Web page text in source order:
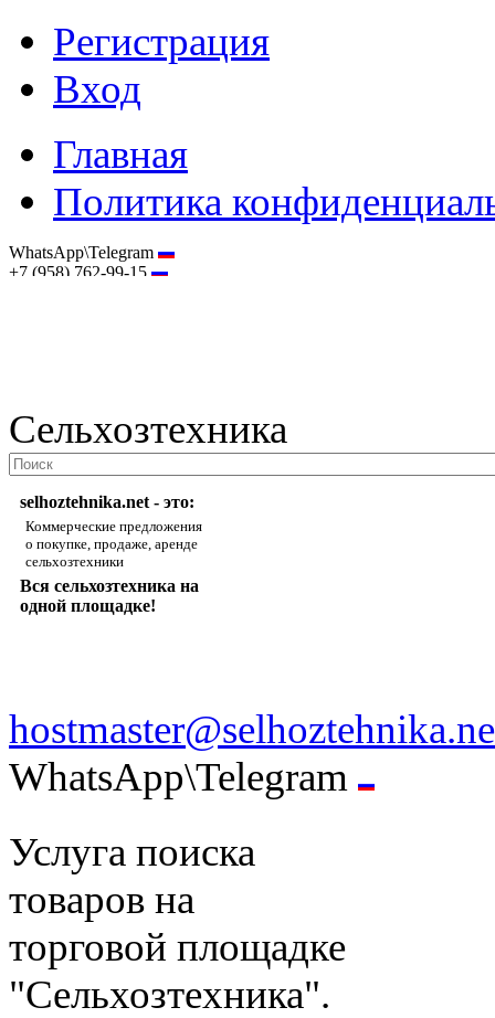
Регистрация
Вход
Главная
Политика
WhatsApp\Telegram
+7 (958) 762-99-15
Сельхозтехника
selhoztehnika.net - это:
Коммерческие предложения
о покупке, продаже, аренде
сельхозтехники
Вся сельхозтехника на
одной площадке!
WhatsApp\Telegram
Услуга поиска
товаров на
торговой площадке
"Сельхозтехника".